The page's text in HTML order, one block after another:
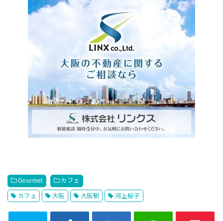
Gourmet カフェ
カフェ 大阪 大阪駅 河上桜子